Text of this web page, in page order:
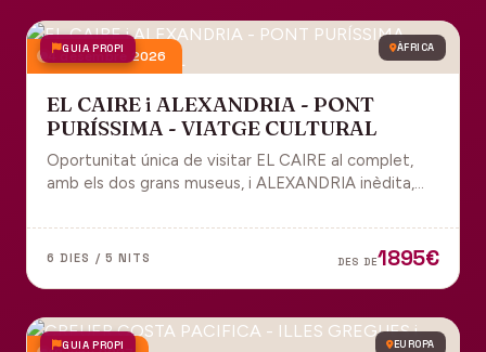
GUIA PROPI ÀFRICA
4 desembre 2026
EL CAIRE i ALEXANDRIA - PONT
PURÍSSIMA - VIATGE CULTURAL
Oportunitat única de visitar EL CAIRE al complet,
amb els dos grans museus, i ALEXANDRIA inèdita,
6 DIES / 5 NITS DES DE1895€
GUIA PROPI EUROPA